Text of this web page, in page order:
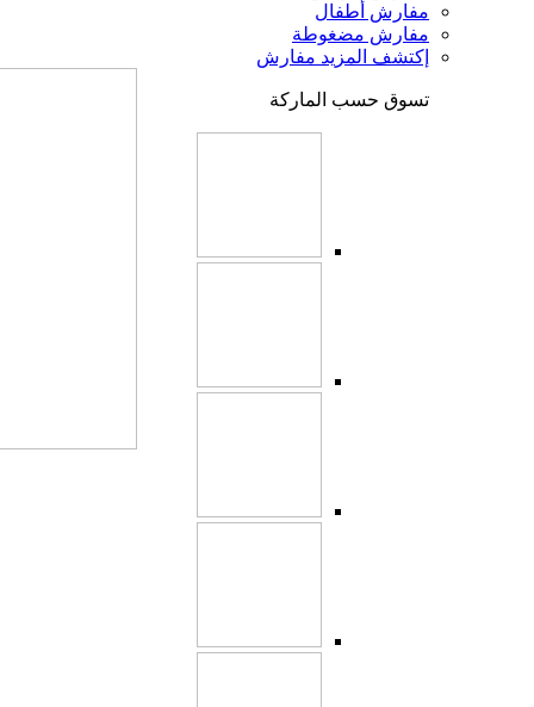
مفارش أطفال
مفارش مضغوطة
إكتشف المزيد مفارش
تسوق حسب الماركة